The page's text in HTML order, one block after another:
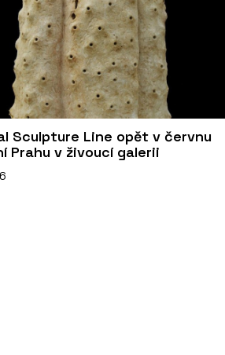
Sculpture Line opět v červnu
Prahu v živoucí galerii